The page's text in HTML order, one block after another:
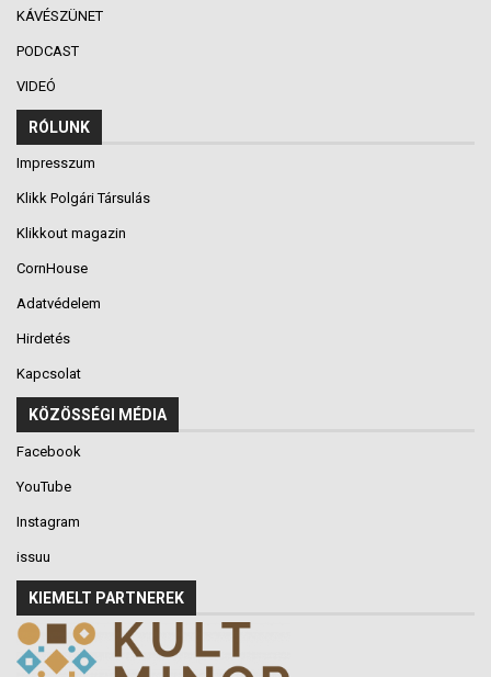
KÁVÉSZÜNET
PODCAST
VIDEÓ
RÓLUNK
Impresszum
Klikk Polgári Társulás
Klikkout magazin
CornHouse
Adatvédelem
Hirdetés
Kapcsolat
KÖZÖSSÉGI MÉDIA
Facebook
YouTube
Instagram
issuu
KIEMELT PARTNEREK